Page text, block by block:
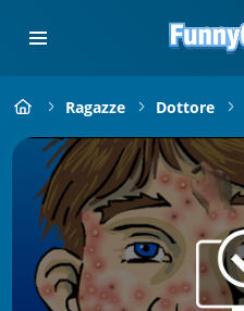
Ragazze Dottore